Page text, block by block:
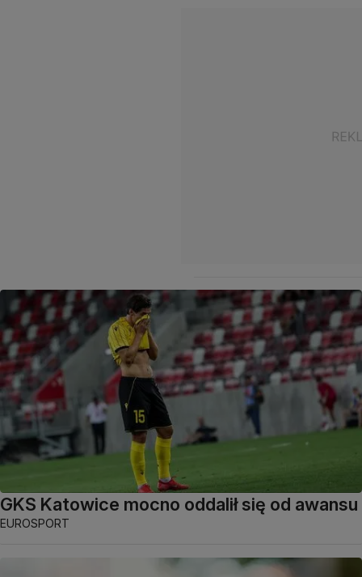
GKS Katowice mocno oddalił się od awansu
EUROSPORT